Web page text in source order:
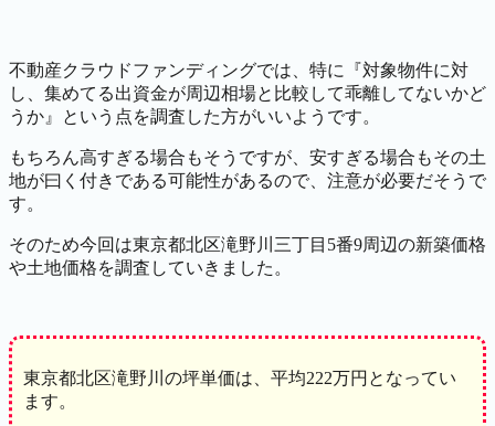
不動産クラウドファンディングでは、特に『対象物件に対
し、集めてる出資金が周辺相場と比較して乖離してないかど
うか』という点を調査した方がいいようです。
もちろん高すぎる場合もそうですが、安すぎる場合もその土
地が曰く付きである可能性があるので、注意が必要だそうで
す。
そのため今回は東京都北区滝野川三丁目5番9周辺の新築価格
や土地価格を調査していきました。
東京都北区滝野川の坪単価は、平均222万円となってい
ます。